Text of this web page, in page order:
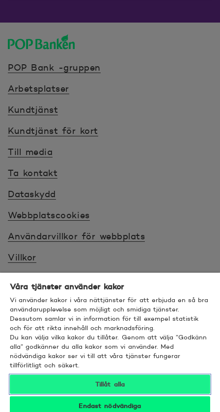
POP Bank -gruppen
Arbetsplatser
Kundtjänst
Kundtjänst för kort
Till media
Ta kontakt
Dataskydd
Webbplatscookies
Användarvillkor för webbplats
Villkor
Tillgänglighet
Bra att veta
© 2026 POP Pankki, Hevosenkenkä 3, 02600
ESPOO
Våra tjänster använder kakor
Vi använder kakor i våra nättjänster för att erbjuda en så bra
användarupplevelse som möjligt och smidiga tjänster.
Dessutom samlar vi in information för till exempel statistik
och för att rikta innehåll och marknadsföring.
Du kan välja vilka kakor du tillåter. Genom att välja ”Godkänn
alla” godkänner du alla kakor som vi använder. Med
nödvändiga kakor ser vi till att våra tjänster fungerar
tillförlitligt och säkert.
Tillåt alla
Endast nödvändiga